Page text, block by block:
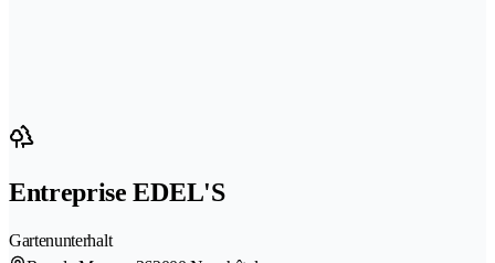
Entreprise EDEL'S
Gartenunterhalt